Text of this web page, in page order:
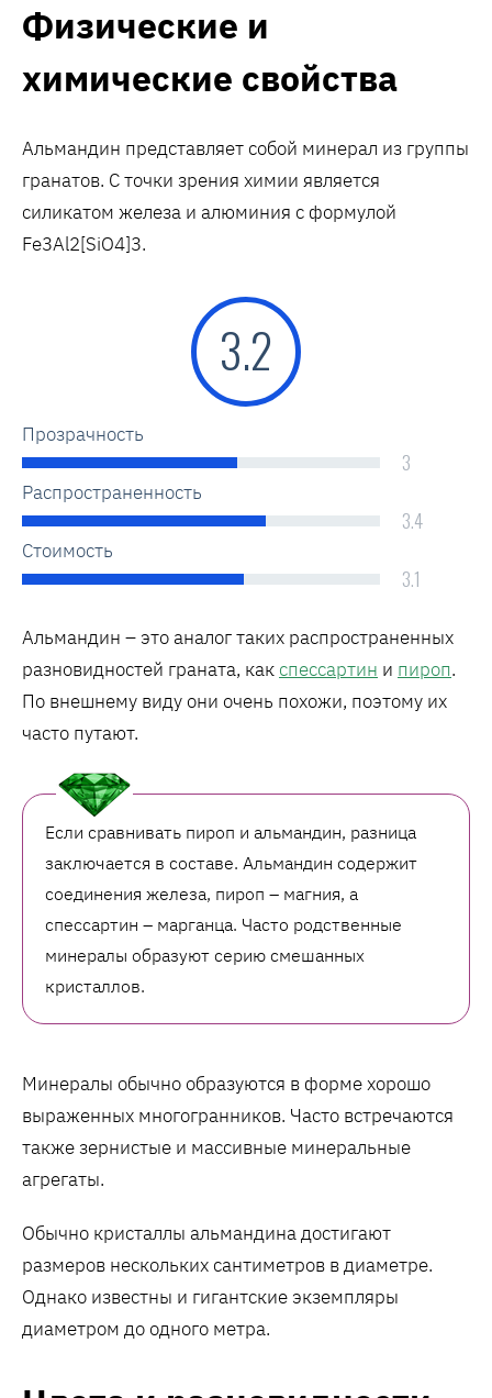
Физические и
химические свойства
Альмандин представляет собой минерал из группы
гранатов. С точки зрения химии является
силикатом железа и алюминия с формулой
Fe3Al2[SiO4]3.
3.2
Прозрачность
3
Распространенность
3.4
Стоимость
3.1
Альмандин – это аналог таких распространенных
разновидностей граната, как спессартин и пироп.
По внешнему виду они очень похожи, поэтому их
часто путают.
Если сравнивать пироп и альмандин, разница
заключается в составе. Альмандин содержит
соединения железа, пироп – магния, а
спессартин – марганца. Часто родственные
минералы образуют серию смешанных
кристаллов.
Минералы обычно образуются в форме хорошо
выраженных многогранников. Часто встречаются
также зернистые и массивные минеральные
агрегаты.
Обычно кристаллы альмандина достигают
размеров нескольких сантиметров в диаметре.
Однако известны и гигантские экземпляры
диаметром до одного метра.